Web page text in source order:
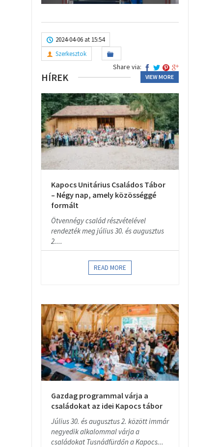
2024-04-06 at 15:54
Szerkesztok
Share via:
HÍREK VIEW MORE
Kapocs Unitárius Családos Tábor
– Négy nap, amely közösséggé
formált
Ötvennégy család részvételével
rendezték meg július 30. és augusztus
2....
READ MORE
Gazdag programmal várja a
családokat az idei Kapocs tábor
Július 30. és augusztus 2. között immár
negyedik alkalommal várja a
családokat Tusnádfürdőn a Kapocs...